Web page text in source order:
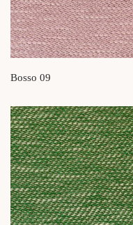
Bosso 09